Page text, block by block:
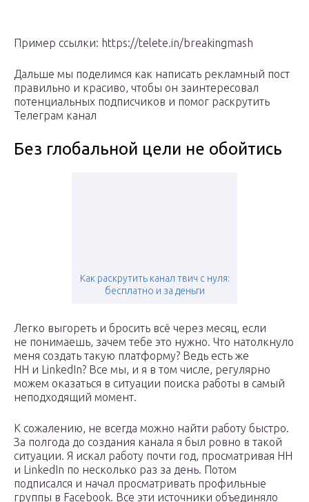
Пример ссылки: https://telete.in/breakingmash
Дальше мы поделимся как написать рекламный пост
правильно и красиво, чтобы он заинтересовал
потенциальных подписчиков и помог раскрутить
Телеграм канал
Без глобальной цели не обойтись
Как раскрутить канал твич с нуля:
бесплатно и за деньги
Легко выгореть и бросить всё через месяц, если
не понимаешь, зачем тебе это нужно. Что натолкнуло
меня создать такую платформу? Ведь есть же
HH и LinkedIn? Все мы, и я в том числе, регулярно
можем оказаться в ситуации поиска работы в самый
неподходящий момент.
К сожалению, не всегда можно найти работу быстро.
За полгода до создания канала я был ровно в такой
ситуации. Я искал работу почти год, просматривая HH
и LinkedIn по несколько раз за день. Потом
подписался и начал просматривать профильные
группы в Facebook. Все эти источники объединяло